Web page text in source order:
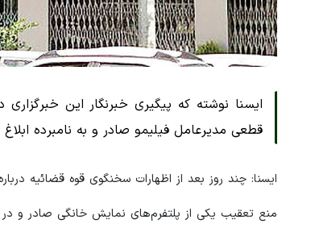
ایسنا نوشته که پیگیری خبرنگار این
قطعی مدیرعامل فیلیمو صادر و به نامبرده
ایسنا: چند روز بعد از اظهارات سخنگوی قوه قضائیه
منع تعقیب یکی از پلتفرم‌های نمایش خانگی صادر و